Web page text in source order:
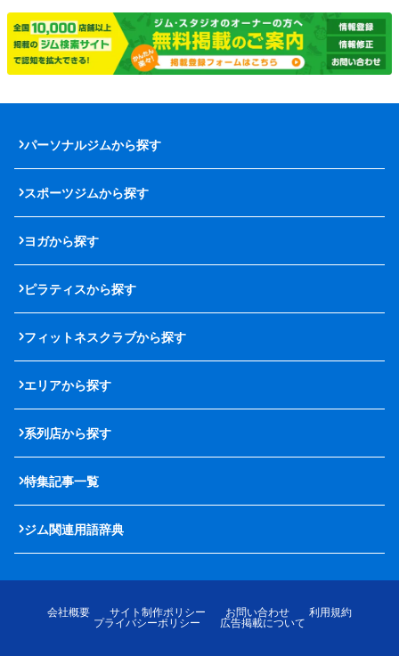
パーソナルジムから探す
スポーツジムから探す
ヨガから探す
ピラティスから探す
フィットネスクラブから探す
エリアから探す
系列店から探す
特集記事一覧
ジム関連用語辞典
会社概要 サイト制作ポリシー お問い合わせ
利用規約
プライバシーポリシー
広告掲載について